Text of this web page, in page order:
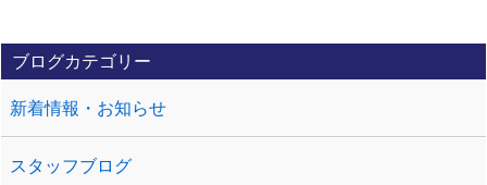
ブログカテゴリー
新着情報・お知らせ
スタッフブログ